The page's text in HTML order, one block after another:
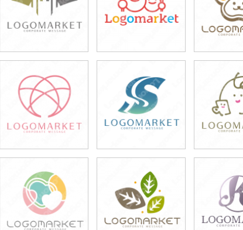
49,800円
(税込54,780円)
49,800円
(税込54,780円) (税込
39,800円
(税込43,780円)
49,800円
(税込54,780円) (税込